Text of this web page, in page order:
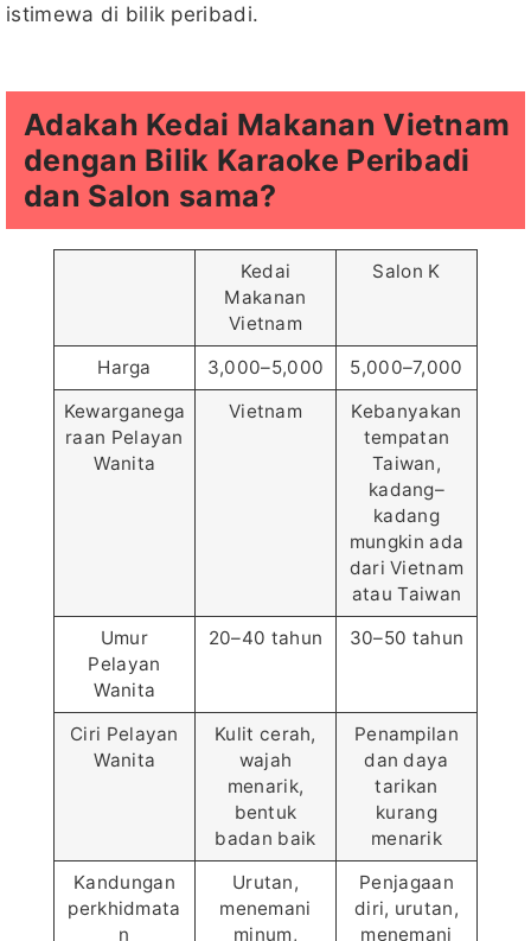
istimewa di bilik peribadi.
Adakah Kedai Makanan Vietnam
dengan Bilik Karaoke Peribadi
dan Salon sama?
Kedai
Makanan
Vietnam
Salon K
Harga 3,000–5,000
5,000–7,000
Kewarganega
raan Pelayan
Wanita
Vietnam
Kebanyakan
tempatan
Taiwan,
kadang–
kadang
mungkin ada
dari Vietnam
atau Taiwan
Umur
Pelayan
Wanita
20–40 tahun 30–50 tahun
Ciri Pelayan
Wanita
Kulit cerah,
wajah
menarik,
bentuk
badan baik
Penampilan
dan daya
tarikan
kurang
menarik
Kandungan
perkhidmata
n
Urutan,
menemani
minum,
Penjagaan
diri, urutan,
menemani